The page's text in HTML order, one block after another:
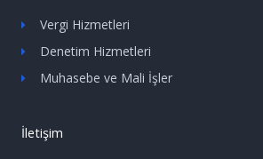
Vergi Hizmetleri
Denetim Hizmetleri
Muhasebe ve Mali İşler
İletişim